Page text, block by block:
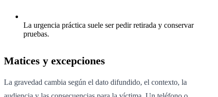
La urgencia práctica suele ser pedir retirada y conservar
pruebas.
Matices y excepciones
La gravedad cambia según el dato difundido, el contexto, la